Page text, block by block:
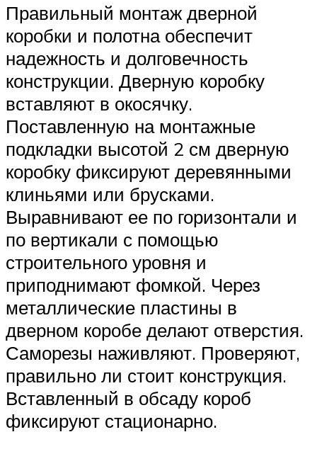
Правильный монтаж дверной
коробки и полотна обеспечит
надежность и долговечность
конструкции. Дверную коробку
вставляют в окосячку.
Поставленную на монтажные
подкладки высотой 2 см дверную
коробку фиксируют деревянными
клиньями или брусками.
Выравнивают ее по горизонтали и
по вертикали с помощью
строительного уровня и
приподнимают фомкой. Через
металлические пластины в
дверном коробе делают отверстия.
Саморезы наживляют. Проверяют,
правильно ли стоит конструкция.
Вставленный в обсаду короб
фиксируют стационарно.